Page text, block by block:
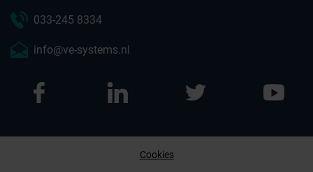
033-245 8334
info@ve-systems.nl
Cookies